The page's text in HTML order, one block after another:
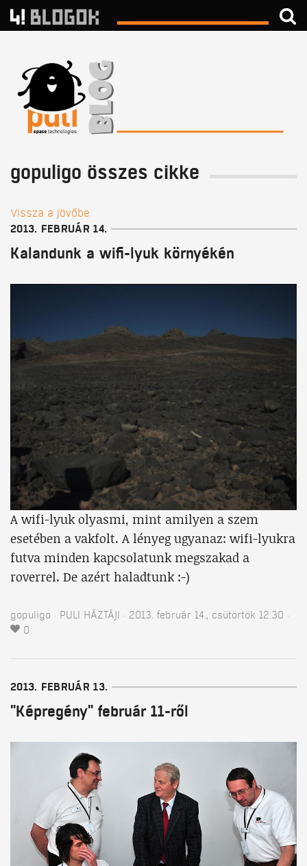
gopuligo összes cikke
Vissza a jövőbe
2013. FEBRUÁR 14.
Kalandunk a wifi-lyuk környékén
A wifi-lyuk olyasmi, mint amilyen a szem
esetében a vakfolt. A lényeg ugyanaz: wifi-lyukra
futva minden kapcsolatunk megszakad a
roverrel. De azért haladtunk :-)
gopuligo PULI HÁZTÁJI
2013. február 14., csütörtök 12:30
0
2013. FEBRUÁR 13.
"Képregény" február 11-ről